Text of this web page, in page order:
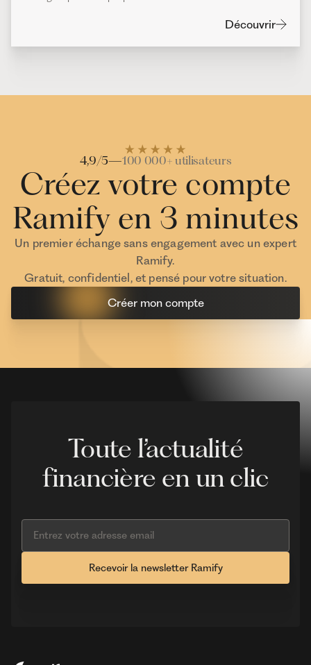
Découvrir
4,9/5—100 000+ utilisateurs
Créez votre compte
Ramify en 3 minutes
Un premier échange sans engagement avec un expert
Ramify.
Gratuit, confidentiel, et pensé pour votre situation.
Créer mon compte
Toute l’actualité
financière en un clic